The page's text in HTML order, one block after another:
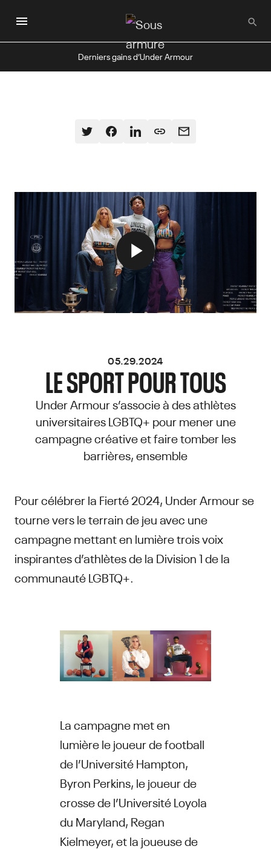
au
principal
Derniers gains d’Under Armour
05.29.2024
LE SPORT POUR TOUS
Under Armour s’associe à des athlètes
universitaires LGBTQ+ pour mener une
campagne créative et faire tomber les
barrières, ensemble
Pour célébrer la Fierté 2024, Under Armour se
tourne vers le terrain de jeu avec une
campagne mettant en lumière trois voix
inspirantes d’athlètes de la Division 1 de la
communauté LGBTQ+.
La campagne met en
lumière le joueur de football
de l’Université Hampton,
Byron Perkins, le joueur de
crosse de l’Université Loyola
du Maryland, Regan
Kielmeyer, et la joueuse de